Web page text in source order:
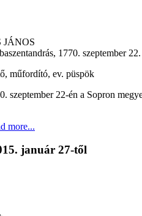
JÁNOS
1770. szeptember
műfordító, ev. püspök
szeptember 22-én a Sopron
more...
január 27-től